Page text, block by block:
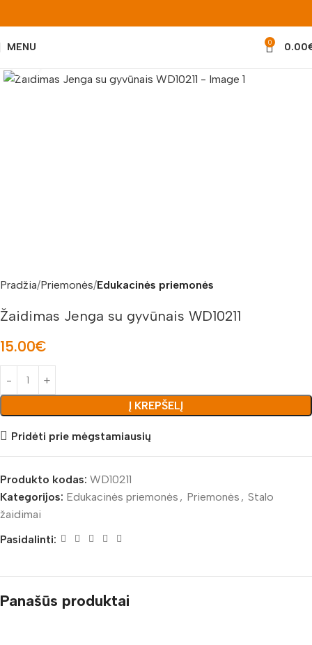
MENU 0 0.00
Pradžia Priemonės Edukacinės priemonės
Žaidimas Jenga su gyvūnais WD10211
15.00€
Į KREPŠELĮ
Pridėti prie mėgstamiausių
Produkto kodas: WD10211
Kategorijos: Edukacinės priemonės , Priemonės , Stalo
žaidimai
Pasidalinti:
Panašūs produktai